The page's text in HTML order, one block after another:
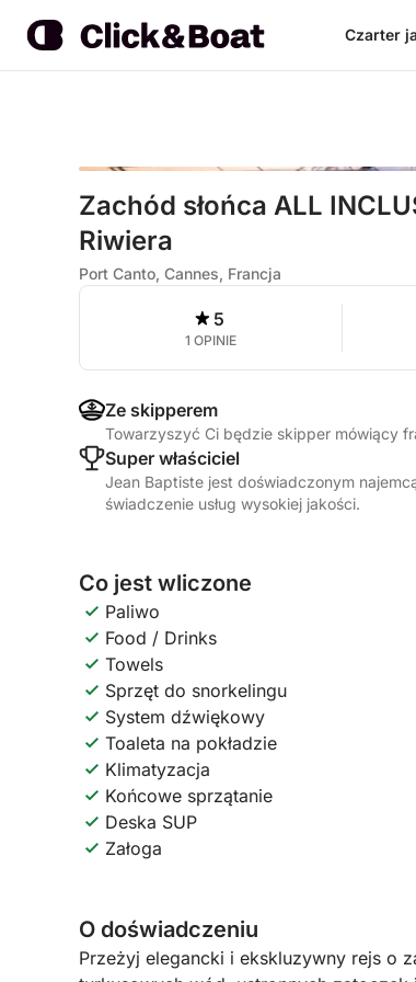
Czarter
Zachód słońca ALL
Riwiera
Port Canto, Cannes, Francja
5
1 OPINIE
Ze skipperem
Towarzyszyć Ci będzie skipper mówiący
Super właściciel
Jean Baptiste jest doświadczonym
świadczenie usług wysokiej jakości.
Co jest wliczone
Paliwo
Food / Drinks
Towels
Sprzęt do snorkelingu
System dźwiękowy
Toaleta na pokładzie
Klimatyzacja
Końcowe sprzątanie
Deska SUP
Załoga
O doświadczeniu
Przeżyj elegancki i ekskluzywny rejs o